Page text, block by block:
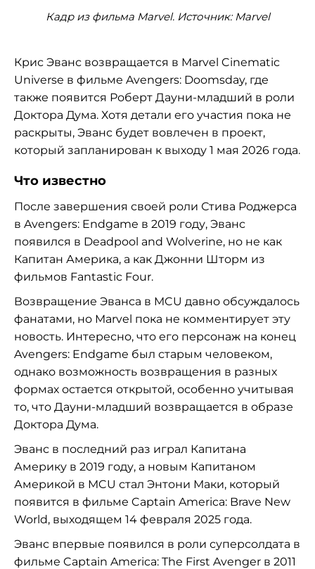
Кадр из фильма Marvel. Источник: Marvel
Крис Эванс возвращается в Marvel Cinematic
Universe в фильме Avengers: Doomsday, где
также появится Роберт Дауни-младший в роли
Доктора Дума. Хотя детали его участия пока не
раскрыты, Эванс будет вовлечен в проект,
который запланирован к выходу 1 мая 2026 года.
Что известно
После завершения своей роли Стива Роджерса
в Avengers: Endgame в 2019 году, Эванс
появился в Deadpool and Wolverine, но не как
Капитан Америка, а как Джонни Шторм из
фильмов Fantastic Four.
Возвращение Эванса в MCU давно обсуждалось
фанатами, но Marvel пока не комментирует эту
новость. Интересно, что его персонаж на конец
Avengers: Endgame был старым человеком,
однако возможность возвращения в разных
формах остается открытой, особенно учитывая
то, что Дауни-младший возвращается в образе
Доктора Дума.
Эванс в последний раз играл Капитана
Америку в 2019 году, а новым Капитаном
Америкой в MCU стал Энтони Маки, который
появится в фильме Captain America: Brave New
World, выходящем 14 февраля 2025 года.
Эванс впервые появился в роли суперсолдата в
фильме Captain America: The First Avenger в 2011